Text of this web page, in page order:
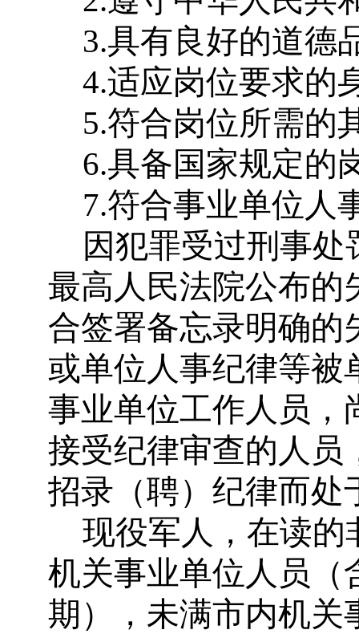
3.具有良好的道德
4.适应岗位要求的
5.符合岗位所需的
6.具备国家规定的
7.符合事业单位人
因犯罪受过刑事
最高人民法院公布的
合签署备忘录明确的
或单位人事纪律等被
事业单位工作人员，
接受纪律审查的人员
招录（聘）纪律而处
现役军人，在读的
机关事业单位人员（
期），未满市内机关